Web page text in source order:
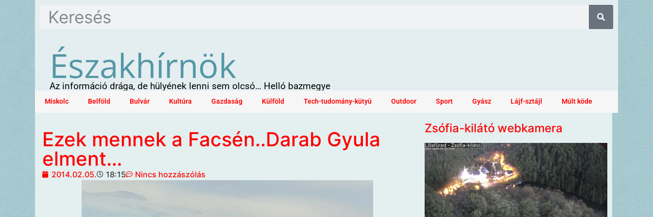
Északhírnök
Az információ drága, de hülyének lenni sem olcsó… Helló bazmegye
Miskolc Belföld Bulvár Kultúra Gazdaság Külföld Tech-tudomány-kütyü Outdoor Sport Gyász Lájf-sztájl Múlt köde
Ezek mennek a Facsén..Darab Gyula
elment…
2014.02.05. 18:15 Nincs hozzászólás
Zsófia-kilátó webkamera